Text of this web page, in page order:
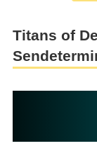
Titans of